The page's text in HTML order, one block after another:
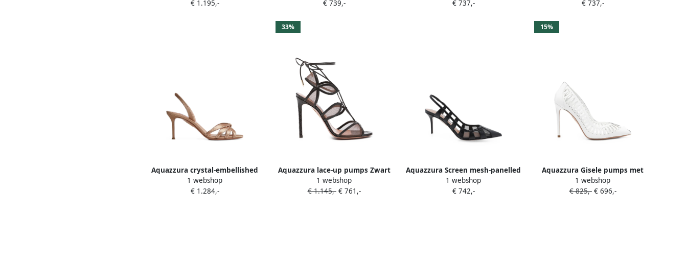
€ 1.195,-
€ 739,-
€ 737,-
€ 737,-
Aquazzura crystal-embellished
slingback pumps Goud
1 webshop
€ 1.284,-
33%
Aquazzura lace-up pumps Zwart
1 webshop
€ 1.145,-€ 761,-
Aquazzura Screen mesh-panelled
pumps Wit
1 webshop
€ 742,-
15%
Aquazzura Gisele pumps met
uitgesneden details Wit
1 webshop
€ 825,-€ 696,-